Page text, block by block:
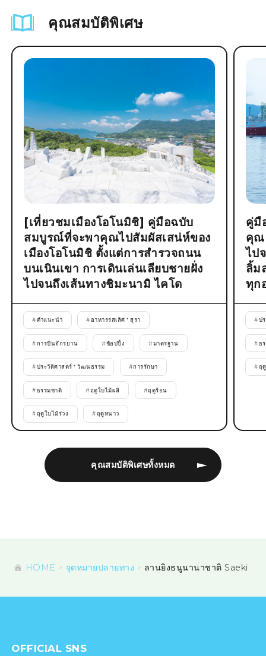
คุณสมบัติพิเศษ
คุณสมบัติพิเศษทั้งหมด
[เที่ยวชมเมืองโอโนมิชิ] คู่มือฉบับ
สมบูรณ์ที่จะพาคุณไปสัมผัสเสน่ห์ของ
เมืองโอโนมิชิ ตั้งแต่การสำรวจถนน
บนเนินเขา การเดินเล่นเลียบชายฝั่ง
ไปจนถึงเส้นทางชิมะนามิ ไคโด
#คำแนะนำ # อาหารรสเลิศ * สุรา
#การปั่นจักรยาน #ช้อปปิ้ง #มาตรฐาน
#ประวัติศาสตร์ * วัฒนธรรม #การรักษา
#ธรรมชาติ #ฤดูใบไม้ผลิ #ฤดูร้อน
#ฤดูใบไม้ร่วง #ฤดูหนาว
คู่มื
คุณ
ไป
ลิ้ม
ทุก
#ป
#ธ
#ฤ
HOME จุดหมายปลายทาง ลานยิงธนูนานาชาติ Saeki
OFFICIAL SNS